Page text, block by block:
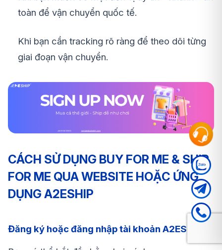
toàn để vận chuyển quốc tế.
Khi bạn cần tracking rõ ràng để theo dõi từng
giai đoạn vận chuyển.
CÁCH SỬ DỤNG BUY FOR ME & SHIP
FOR ME QUA WEBSITE HOẶC ỨNG
DỤNG A2ESHIP
Đăng ký hoặc đăng nhập tài khoản A2EShip